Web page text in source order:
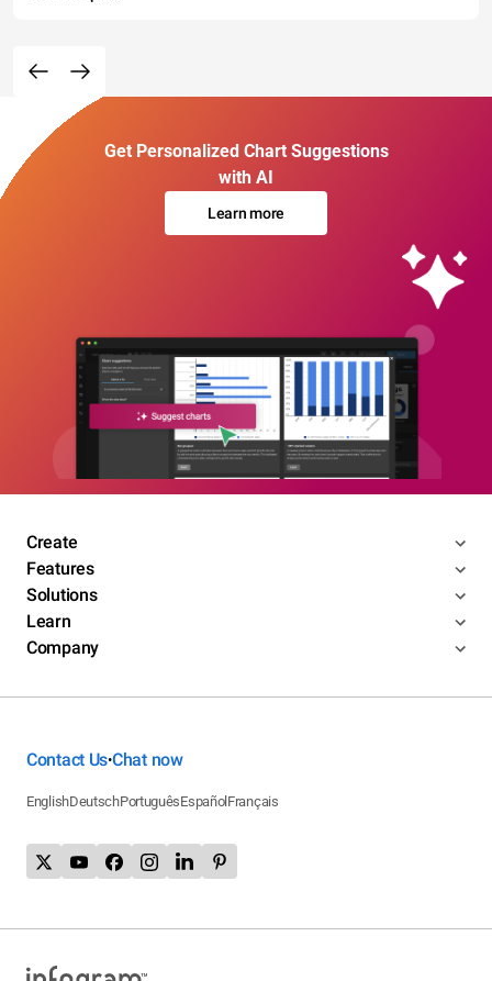
Get Personalized Chart Suggestions
with AI
Learn more
Create
Features
Solutions
Learn
Company
Contact Us•Chat now
EnglishDeutschPortuguêsEspañol Français